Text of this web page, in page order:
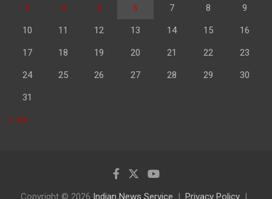
3 4 5 6 7 8 9
10 11 12 13 14 15 16
17 18 19 20 21 22 23
24 25 26 27 28 29 30
31
« Jul
Copyright © 2026 Indian News Service Privacy Policy